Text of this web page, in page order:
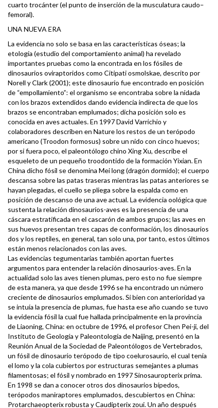
cuarto trocánter (el punto de inserción de la musculatura caudo–
femoral).
UNA NUEVA ERA
La evidencia no solo se basa en las características óseas; la
etología (estudio del comportamiento animal) ha revelado
importantes pruebas como la encontrada en los fósiles de
dinosaurios oviraptoridos como Citipati osmolskae, descrito por
Norell y Clark (2001); este dinosaurio fue encontrado en posición
de “empollamiento”: el organismo se encontraba sobre la nidada
con los brazos extendidos dando evidencia indirecta de que los
brazos se encontraban emplumados; dicha posición solo es
conocida en aves actuales. En 1997 David Varrichio y
colaboradores describen en Nature los restos de un terópodo
americano (Troodon formosus) sobre un nido con cinco huevos;
por si fuera poco, el paleontólogo chino Xing Xu, describe el
esqueleto de un pequeño troodontido de la formación Yixian. En
China dicho fósil se denomina Mei long (dragón dormido); el cuerpo
descansa sobre las patas traseras mientras las patas anteriores se
hayan plegadas, el cuello se pliega sobre la espalda como en
posición de descanso de una ave actual. La evidencia oológica que
sustenta la relación dinosaurios-aves es la presencia de una
cáscara estratificada en el cascarón de ambos grupos; las aves en
sus huevos presentan tres capas de conformación, los dinosaurios
dos y los reptiles, en general, tan solo una, por tanto, estos últimos
están menos relacionados con las aves.
Las evidencias tegumentarias también aportan fuertes
argumentos para entender la relación dinosaurios-aves. En la
actualidad solo las aves tienen plumas, pero esto no fue siempre
de esta manera, ya que desde 1996 se ha encontrado un número
creciente de dinosaurios emplumados. Si bien con anterioridad ya
se intuía la presencia de plumas, fue hasta ese año cuando se tuvo
la evidencia fósil la cual fue hallada principalmente en la provincia
de Liaoning, China: en octubre de 1996, el profesor Chen Pei-ji, del
Instituto de Geología y Paleontología de Naijing, presentó en la
Reunión Anual de la Sociedad de Paleontólogos de Vertebrados,
un fósil de dinosaurio terópodo de tipo coelurosaurio, el cual tenía
el lomo y la cola cubiertos por estructuras semejantes a plumas
filamentosas; el fósil y nombrado en 1997 Sinosauropterix prima.
En 1998 se dan a conocer otros dos dinosaurios bípedos,
terópodos maniraptores emplumados, descubiertos en China:
Protarchaeopterix robusta y Caudipterix zoui. Un año después